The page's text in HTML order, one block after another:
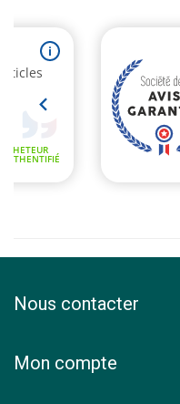
Nous contacter
Mon compte